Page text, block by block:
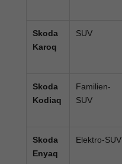
Skoda
Karoq
SUV
Skoda
Kodiaq
Familien-
SUV
Skoda
Enyaq
Elektro-SUV